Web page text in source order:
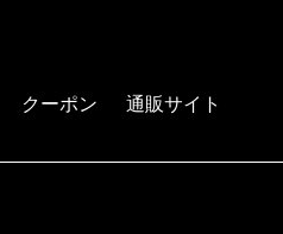
クーポン 通販サイト